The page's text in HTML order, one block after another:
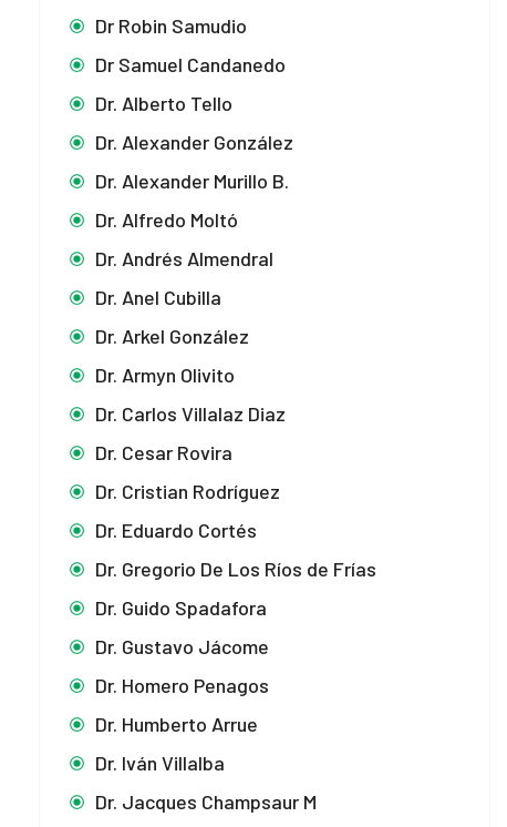
Dr Robin Samudio
Dr Samuel Candanedo
Dr. Alberto Tello
Dr. Alexander González
Dr. Alexander Murillo B.
Dr. Alfredo Moltó
Dr. Andrés Almendral
Dr. Anel Cubilla
Dr. Arkel González
Dr. Armyn Olivito
Dr. Carlos Villalaz Diaz
Dr. Cesar Rovira
Dr. Cristian Rodríguez
Dr. Eduardo Cortés
Dr. Gregorio De Los Ríos de Frías
Dr. Guido Spadafora
Dr. Gustavo Jácome
Dr. Homero Penagos
Dr. Humberto Arrue
Dr. Iván Villalba
Dr. Jacques Champsaur M